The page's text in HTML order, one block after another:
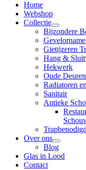
Home
Webshop
Collectie
Bijzondere
Gietijzeren
Hang &
Hekwerk
Oude Deuren
Radiatoren
Sanitair
Antieke
Over ons
Blog
Glas in Lood
Contact